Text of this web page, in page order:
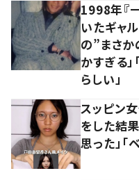
1998年『
いたギャ
の”まさか
かすぎる
らしい」
スッピン
をした結
思った」「